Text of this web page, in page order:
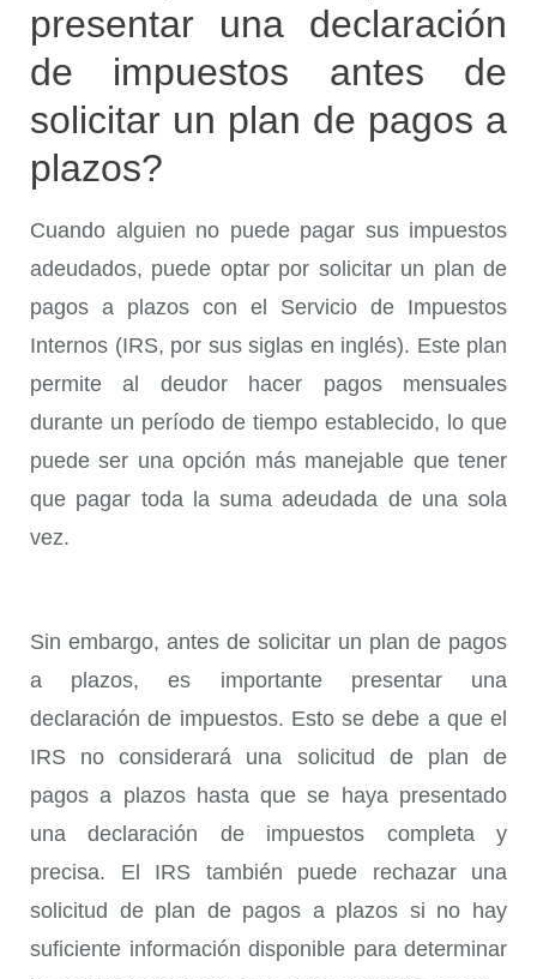
presentar una declaración
de impuestos antes de
solicitar un plan de pagos a
plazos?
Cuando alguien no puede pagar sus impuestos
adeudados, puede optar por solicitar un plan de
pagos a plazos con el Servicio de Impuestos
Internos (IRS, por sus siglas en inglés). Este plan
permite al deudor hacer pagos mensuales
durante un período de tiempo establecido, lo que
puede ser una opción más manejable que tener
que pagar toda la suma adeudada de una sola
vez.
Sin embargo, antes de solicitar un plan de pagos
a plazos, es importante presentar una
declaración de impuestos. Esto se debe a que el
IRS no considerará una solicitud de plan de
pagos a plazos hasta que se haya presentado
una declaración de impuestos completa y
precisa. El IRS también puede rechazar una
solicitud de plan de pagos a plazos si no hay
suficiente información disponible para determinar